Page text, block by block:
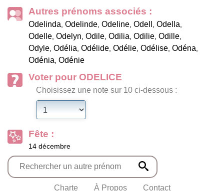
Autres prénoms associés :
Odelinda, Odelinde, Odeline, Odell , Odella,
Odelle, Odelyn, Odile, Odilia, Odilie, Odille,
Odyle, Odélia, Odélide, Odélie, Odélise, Odéna,
Odénia, Odénie
Voter pour ODELICE
Choisissez une note sur 10 ci-dessous :
Fête :
14 décembre
Charte À Propos Contact